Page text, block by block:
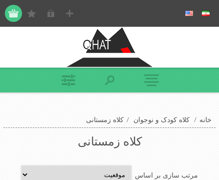
خانه / کلاه کودک و نوجوان / کلاه زمستانی
کلاه زمستانی
مرتب سازی بر اساس